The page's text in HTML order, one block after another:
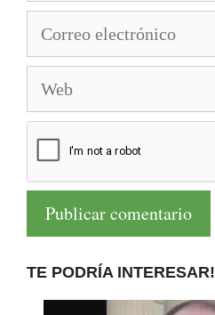
electrónico
TE PODRÍA INTERESAR!